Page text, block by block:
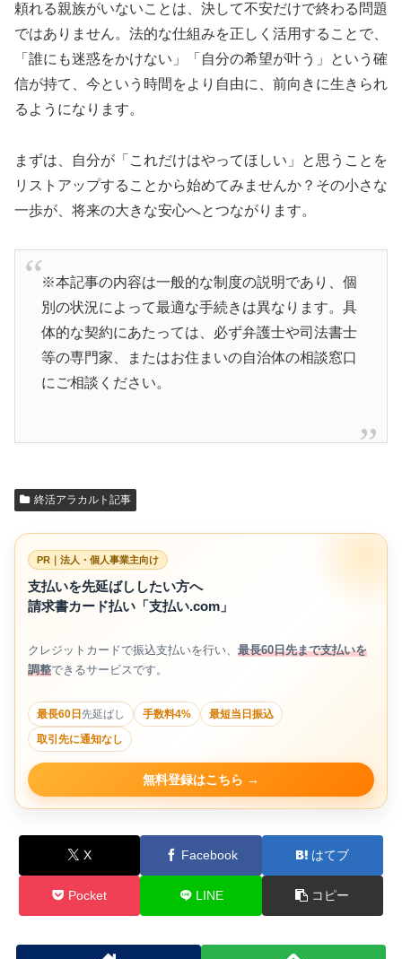
頼れる親族がいないことは、決して不安だけで終わる問題
ではありません。法的な仕組みを正しく活用することで、
「誰にも迷惑をかけない」「自分の希望が叶う」という確
信が持て、今という時間をより自由に、前向きに生きられ
るようになります。
まずは、自分が「これだけはやってほしい」と思うことを
リストアップすることから始めてみませんか？その小さな
一歩が、将来の大きな安心へとつながります。
※本記事の内容は一般的な制度の説明であり、個
別の状況によって最適な手続きは異なります。具
体的な契約にあたっては、必ず弁護士や司法書士
等の専門家、またはお住まいの自治体の相談窓口
にご相談ください。
終活アラカルト記事
PR｜法人・個人事業主向け
支払いを先延ばししたい方へ
請求書カード払い「支払い.com」
クレジットカードで振込支払いを行い、 最長60日先まで支払いを
調整できるサービスです。
最長60日先延ばし 手数料4%
最短当日振込
取引先に通知なし
無料登録はこちら
X Facebook はてブ
Pocket LINE コピー